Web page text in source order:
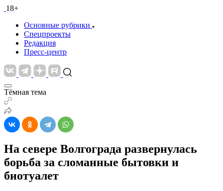
18+
Основные рубрики
Спецпроекты
Редакция
Пресс-центр
Тёмная тема
На севере Волгограда развернулась
борьба за сломанные бытовки и
биотуалет